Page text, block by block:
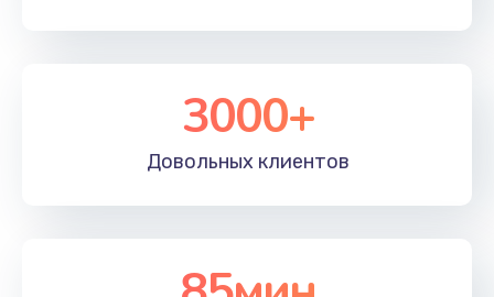
3000+
Довольных клиентов